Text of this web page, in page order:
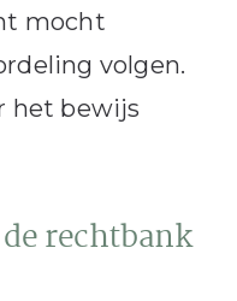
mocht
volgen.
het bewijs
rechtbank